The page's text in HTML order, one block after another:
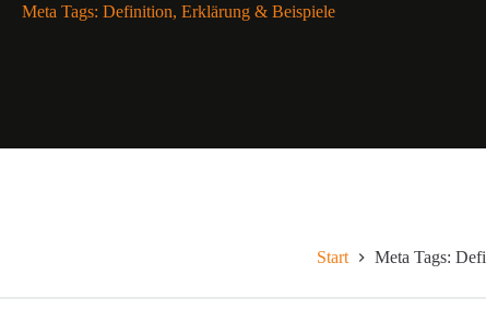
Meta Tags: Definition, Erklärung & Beispiele
Start Meta Tags: